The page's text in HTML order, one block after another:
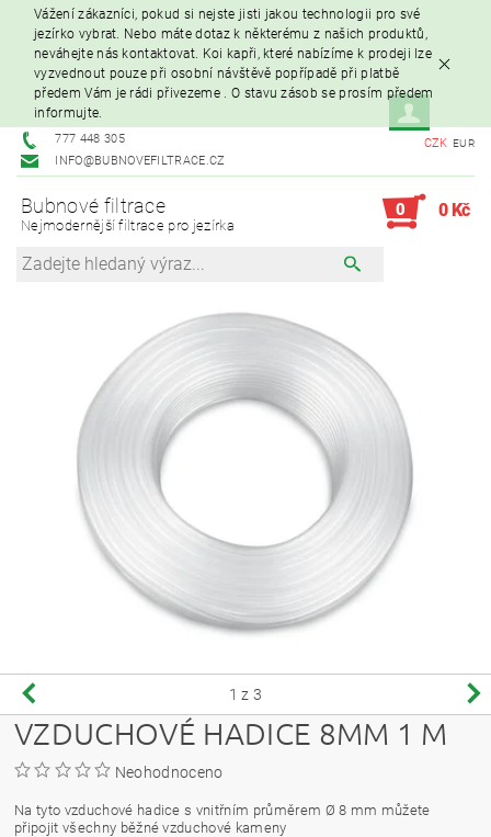
Vážení zákazníci, pokud si nejste jisti jakou technologii pro své
jezírko vybrat. Nebo máte dotaz k některému z našich produktů,
neváhejte nás kontaktovat. Koi kapři, které nabízíme k prodeji lze
vyzvednout pouze při osobní návštěvě popřípadě při platbě
předem Vám je rádi přivezeme . O stavu zásob se prosím předem
informujte.
777 448 305
INFO@BUBNOVEFILTRACE.CZ
CZK EUR
Bubnové filtrace
Nejmodernější filtrace pro jezírka
0 0 Kč
1 z 3
VZDUCHOVÉ HADICE 8MM 1 M
Neohodnoceno
Na tyto vzduchové hadice s vnitřním průměrem Ø 8 mm můžete
připojit všechny běžné vzduchové kameny